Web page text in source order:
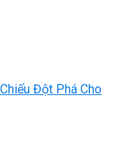
Đột Phá Cho